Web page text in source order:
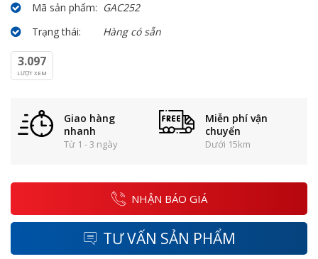
Mã sản phẩm: GAC252
Trạng thái:
Hàng có sẵn
3.097
LƯỢT XEM
Giao hàng
nhanh
Từ 1 - 3 ngày
Miễn phí vận
chuyển
Dưới 15km
NHẬN BÁO GIÁ
TƯ VẤN SẢN PHẨM